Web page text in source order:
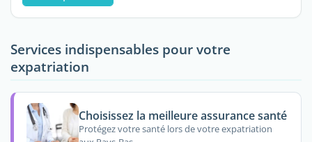
Services indispensables pour votre
expatriation
Choisissez la meilleure assurance santé
Protégez votre santé lors de votre expatriation